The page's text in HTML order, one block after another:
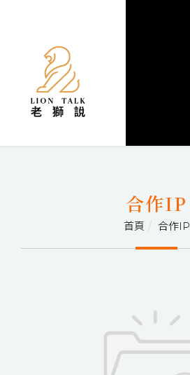
合作IP
首頁 合作IP